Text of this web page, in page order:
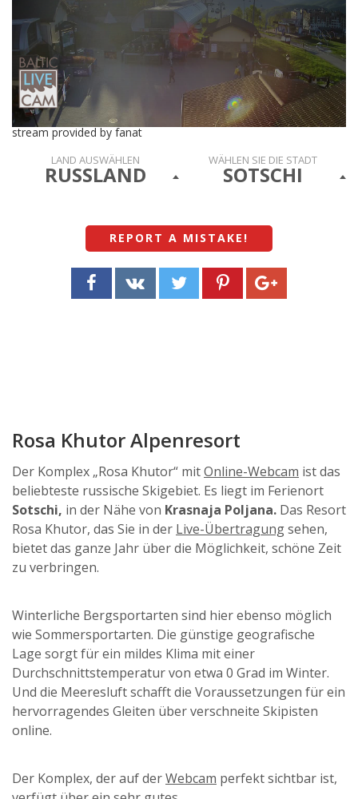
stream provided by fanat
LAND AUSWÄHLEN
RUSSLAND
WÄHLEN SIE DIE STADT
SOTSCHI
REPORT A MISTAKE !
Rosa Khutor Alpenresort
Der Komplex „Rosa Khutor“ mitOnline-Webcam ist das
beliebteste russische Skigebiet. Es liegt im Ferienort
Sotschi, in der Nähe von Krasnaja Poljana. Das Resort
Rosa Khutor, das Sie in der Live-Übertragungsehen,
bietet das ganze Jahr über die Möglichkeit, schöne Zeit
zu verbringen.
Winterliche Bergsportarten sind hier ebenso möglich
wie Sommersportarten. Die günstige geografische
Lage sorgt für ein mildes Klima mit einer
Durchschnittstemperatur von etwa 0 Grad im Winter.
Und die Meeresluft schafft die Voraussetzungen für ein
hervorragendes Gleiten über verschneite Skipisten
online.
Der Komplex, der auf derWebcam perfekt sichtbar ist,